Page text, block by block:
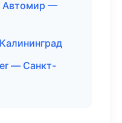
Автомир —
— Санкт-